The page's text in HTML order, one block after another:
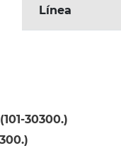
Línea
30300.)